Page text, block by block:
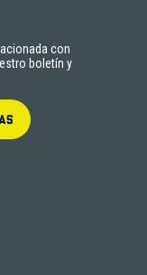
con
boletín y